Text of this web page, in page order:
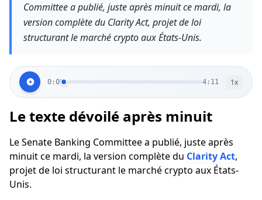
Committee a publié, juste après minuit ce mardi, la
version complète du Clarity Act, projet de loi
structurant le marché crypto aux États-Unis.
0:00 4:11 1x
Le texte dévoilé après minuit
Le Senate Banking Committee a publié, juste après
minuit ce mardi, la version complète du Clarity Act,
projet de loi structurant le marché crypto aux États-
Unis.